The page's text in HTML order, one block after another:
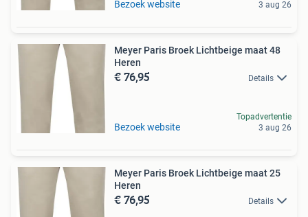
Bezoek website
3 aug 26
Meyer Paris Broek Lichtbeige maat 48
Heren
€ 76,95 Details
Bezoek website
Topadvertentie
3 aug 26
Meyer Paris Broek Lichtbeige maat 25
Heren
€ 76,95 Details